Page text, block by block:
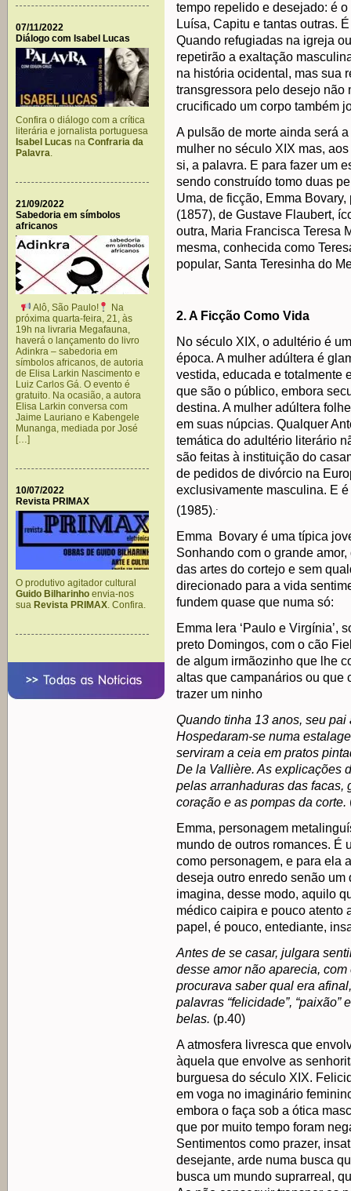
07/11/2022
Diálogo com Isabel Lucas
Confira o diálogo com a crítica
literária e jornalista portuguesa
Isabel Lucas na Confraria da
Palavra.
21/09/2022
Sabedoria em símbolos
africanos
Alô, São Paulo!
Na
próxima quarta-feira, 21, às
19h na livraria Megafauna,
haverá o lançamento do livro
Adinkra – sabedoria em
símbolos africanos, de autoria
de Elisa Larkin Nascimento e
Luiz Carlos Gá. O evento é
gratuito. Na ocasião, a autora
Elisa Larkin conversa com
Jaime Lauriano e Kabengele
Munanga, mediada por José
[…]
10/07/2022
Revista PRIMAX
O produtivo agitador cultural
Guido Bilharinho envia-nos
sua Revista PRIMAX. Confira.
tempo repelido e desejado: é
Luísa, Capitu e tantas outras.
Quando refugiadas na igreja
repetirão a exaltação
na história ocidental, mas sua
transgressora pelo desejo não
crucificado um corpo também
A pulsão de morte ainda será
mulher no século XIX mas,
si, a palavra. E para fazer um
sendo construído tomo duas
Uma, de ficção, Emma
(1857), de Gustave Flaubert,
outra, Maria Francisca Teresa
mesma, conhecida como
popular, Santa Teresinha do
2. A Ficção Como Vida
No século XIX, o adultério é
época. A mulher adúltera é
vestida, educada e totalmente
que são o público, embora
destina. A mulher adúltera
em suas núpcias. Qualquer
temática do adultério literário
são feitas à instituição do
de pedidos de divórcio na
exclusivamente masculina. E
(1985)..
Emma Bovary é uma típica
Sonhando com o grande
das artes do cortejo e sem
direcionado para a vida
fundem quase que numa só:
Emma lera ‘Paulo e Virgínia’,
preto Domingos, com o cão
de algum irmãozinho que lhe
altas que campanários ou que
trazer um ninho
Quando tinha 13 anos, seu
Hospedaram-se numa
serviram a ceia em pratos
De la Vallière. As explicações
pelas arranhaduras das facas,
coração e as pompas da corte.
Emma, personagem
mundo de outros romances. É
como personagem, e para ela
deseja outro enredo senão
imagina, desse modo, aquilo
médico caipira e pouco atento
papel, é pouco, entediante,
Antes de se casar, julgara
desse amor não aparecia,
procurava saber qual era
palavras “felicidade”, “paixão”
belas. (p.40)
A atmosfera livresca que
àquela que envolve as
burguesa do século XIX.
em voga no imaginário
embora o faça sob a ótica
que por muito tempo foram
Sentimentos como prazer,
desejante, arde numa busca
busca um mundo suprarreal,